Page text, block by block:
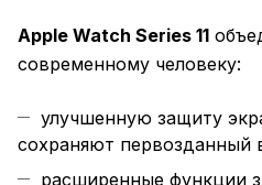
Apple Watch Series 11
современному человеку:
улучшенную защиту
сохраняют первозданный
расширенные функции